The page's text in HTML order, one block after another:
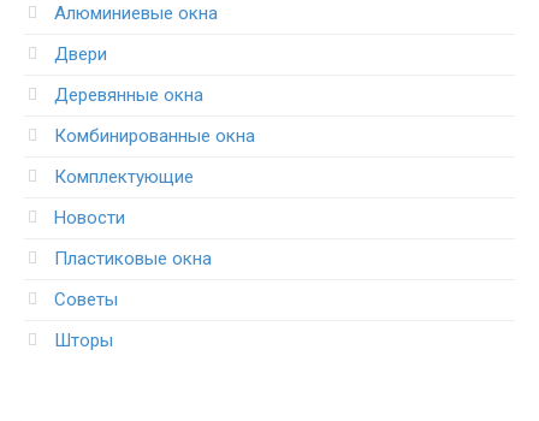
Алюминиевые окна
Двери
Деревянные окна
Комбинированные окна
Комплектующие
Новости
Пластиковые окна
Советы
Шторы